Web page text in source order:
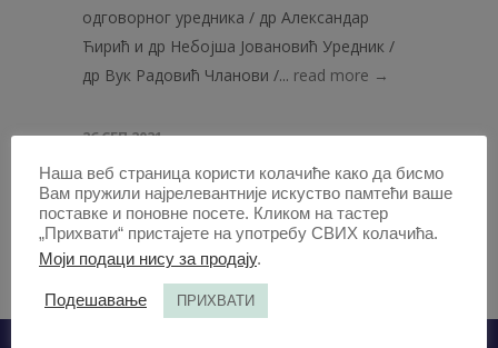
одговорног уредника / др Александар
Ћирић и др Небојша Јовановић Уредник /
др Вук Радовић Чланови /... read more →
26 СЕП 2021
Наша веб страница користи колачиће како да бисмо
Вам пружили најрелевантније искуство памтећи ваше
поставке и поновне посете. Кликом на тастер
„Прихвати“ пристајете на употребу СВИХ колачића.
Моји подаци нису за продају.
Подешавање ПРИХВАТИ